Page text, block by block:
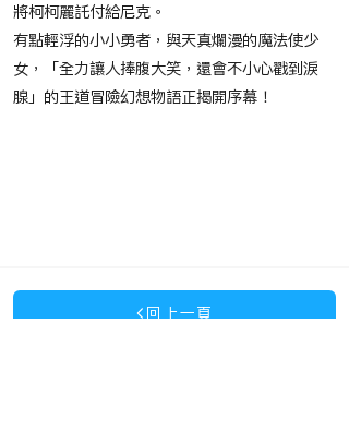
將柯柯麗託付給尼克。
有點輕浮的小小勇者，與天真爛漫的魔法使少
女，「全力讓人捧腹大笑，還會不小心戳到淚
腺」的王道冒險幻想物語正揭開序幕！
回上一頁